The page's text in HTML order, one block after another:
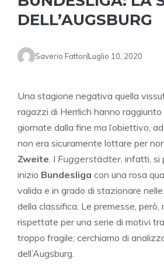
DELL’AUGSBURG
Saverio FattoriLuglio 10, 2020
Una stagione negativa quella
ragazzi di Herrlich hanno
giornate dalla fine ma l’obiettivo,
non era sicuramente lottare per
Zweite. I Fuggerstädter, infatti, si
inizio Bundesliga con una rosa
valida e in grado di stazionare
della classifica. Le premesse,
rispettate per una serie di motivi
troppo fragile; cerchiamo di
dell’Augsburg.